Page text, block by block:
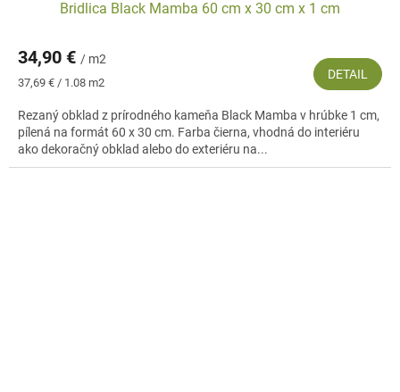
Bridlica Black Mamba 60 cm x 30 cm x 1 cm
34,90 € / m2
Jednotková
37,69 € / 1.08 m2
DETAIL
Rezaný obklad z prírodného kameňa Black Mamba v hrúbke 1 cm,
pílená na formát 60 x 30 cm. Farba čierna, vhodná do interiéru
ako dekoračný obklad alebo do exteriéru na...